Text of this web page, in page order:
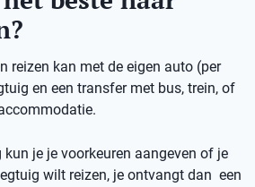
reizen kan met de eigen auto (per
en een transfer met bus, trein, of
kun je je voorkeuren aangeven of je
wilt reizen, je ontvangt dan een